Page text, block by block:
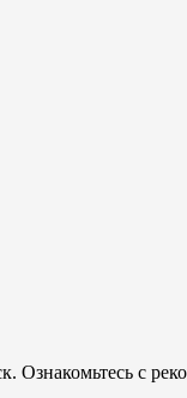
Ознакомьтесь с